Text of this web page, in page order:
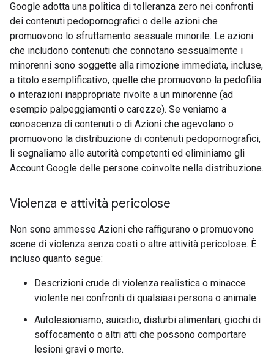
Google adotta una politica di tolleranza zero nei confronti
dei contenuti pedopornografici o delle azioni che
promuovono lo sfruttamento sessuale minorile. Le azioni
che includono contenuti che connotano sessualmente i
minorenni sono soggette alla rimozione immediata, incluse,
a titolo esemplificativo, quelle che promuovono la pedofilia
o interazioni inappropriate rivolte a un minorenne (ad
esempio palpeggiamenti o carezze). Se veniamo a
conoscenza di contenuti o di Azioni che agevolano o
promuovono la distribuzione di contenuti pedopornografici,
li segnaliamo alle autorità competenti ed eliminiamo gli
Account Google delle persone coinvolte nella distribuzione.
Violenza e attività pericolose
Non sono ammesse Azioni che raffigurano o promuovono
scene di violenza senza costi o altre attività pericolose. È
incluso quanto segue:
Descrizioni crude di violenza realistica o minacce
violente nei confronti di qualsiasi persona o animale.
Autolesionismo, suicidio, disturbi alimentari, giochi di
soffocamento o altri atti che possono comportare
lesioni gravi o morte.